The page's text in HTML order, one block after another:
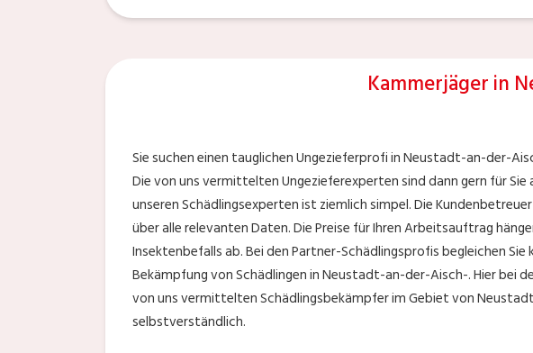
Kammerjäger in
Sie suchen einen tauglichen Ungezieferprofi in Neustadt-an-der-
Die von uns vermittelten Ungezieferexperten sind dann gern für
unseren Schädlingsexperten ist ziemlich simpel. Die
über alle relevanten Daten. Die Preise für Ihren Arbeitsauftrag
Insektenbefalls ab. Bei den Partner-Schädlingsprofis begleichen Sie
Bekämpfung von Schädlingen in Neustadt-an-der-Aisch-. Hier bei
von uns vermittelten Schädlingsbekämpfer im Gebiet von
selbstverständlich.